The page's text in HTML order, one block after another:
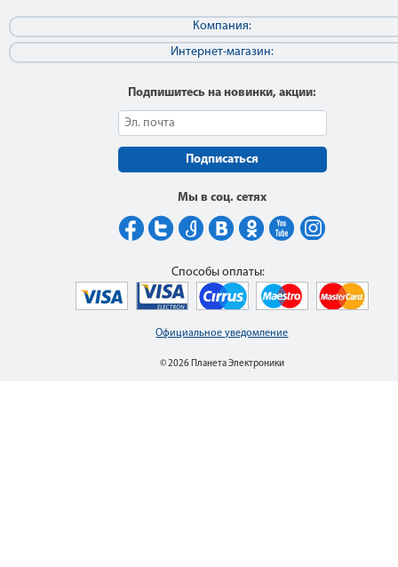
Компания:
Интернет-магазин:
Подпишитесь на новинки, акции:
Подписаться
Мы в соц. сетях
Официальное уведомление
© 2026 Планета Электроники
Способы оплаты: